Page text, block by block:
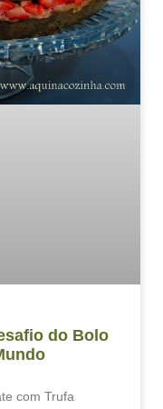
do Bolo
com Trufa